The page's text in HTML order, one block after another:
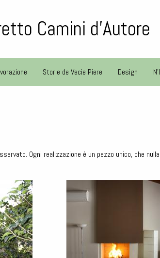
Camini d'Autore
Storie de Vecie Piere Design
Ogni realizzazione è un pezzo unico, che